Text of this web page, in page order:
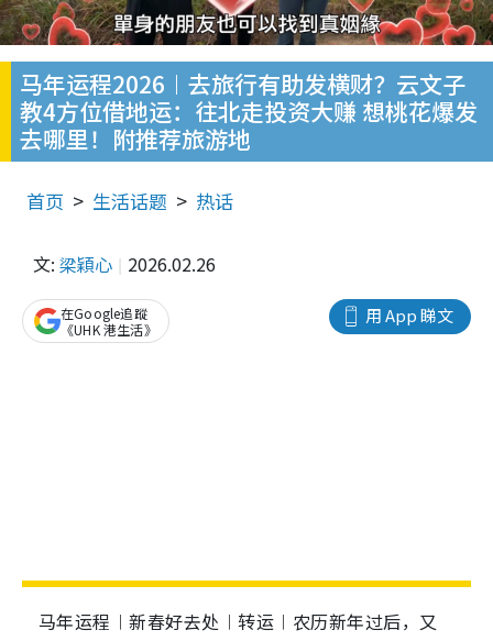
马年运程2026︱去旅行有助发横财？云文子
教4方位借地运：往北走投资大赚 想桃花爆发
去哪里！附推荐旅游地
首页 生活话题 热话
文: 梁穎心 2026.02.26
用 App 睇文
在Google追蹤
《UHK 港生活》
马年运程︱新春好去处︱转运︱农历新年过后，又